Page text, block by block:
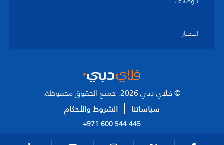
الأخبار
© فلاي دبي 2026. جميع الحقوق محفوظة.
سياساتنا
الشروط والأحكام
+971 600 544 445